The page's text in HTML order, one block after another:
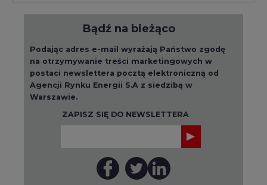
Bądź na bieżąco
Podając adres e-mail wyrażają Państwo zgodę
na otrzymywanie treści marketingowych w
postaci newslettera pocztą elektroniczną od
Agencji Rynku Energii S.A z siedzibą w
Warszawie.
ZAPISZ SIĘ DO NEWSLETTERA